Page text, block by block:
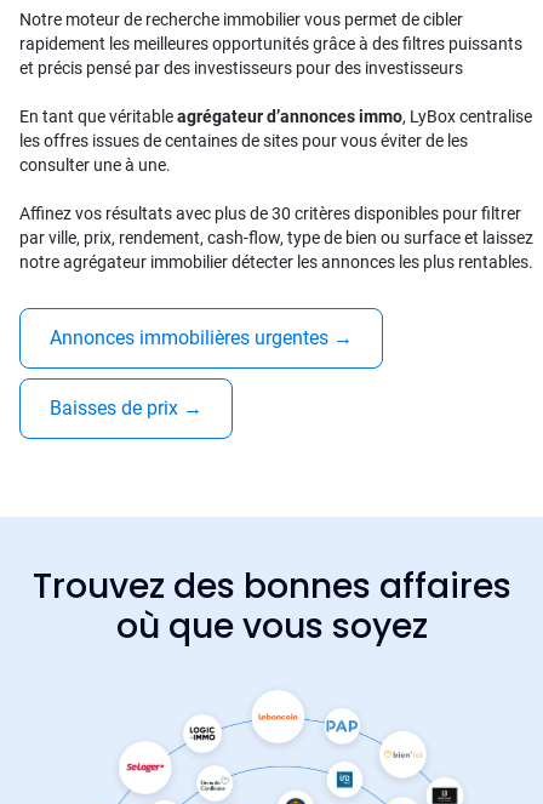
Notre moteur de recherche immobilier vous permet de cibler
rapidement les meilleures opportunités grâce à des filtres puissants
et précis pensé par des investisseurs pour des investisseurs
En tant que véritableagrégateur d’annonces immo, LyBox centralise
les offres issues de centaines de sites pour vous éviter de les
consulter une à une.
Affinez vos résultats avec plus de 30 critères disponibles pour filtrer
par ville, prix, rendement, cash-flow, type de bien ou surface et laissez
notre agrégateur immobilier détecter les annonces les plus rentables.
Annonces immobilières urgentes →
Baisses de prix →
Trouvez des bonnes affaires
où que vous soyez